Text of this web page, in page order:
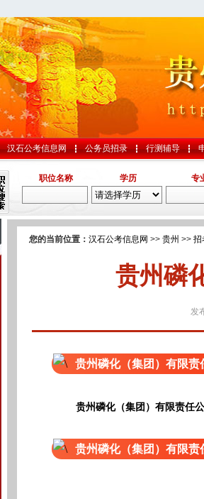
汉石公考信息网 公务员招录 行测辅导
职位名称 学历 专
您的当前位置： 汉石公考信息网 >> 贵州 >> 招
贵州磷
发
贵州磷化（集团）有限责
贵州磷化（集团）有限责任
贵州磷化（集团）有限责